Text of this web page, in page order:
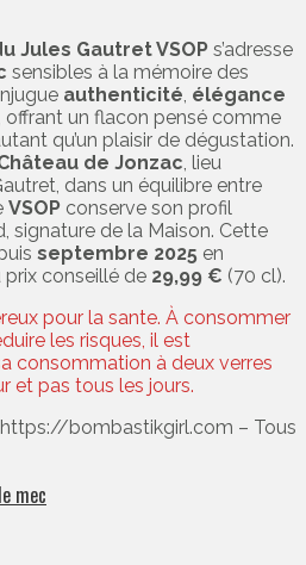
Jules Gautret VSOP s’adresse
sensibles à la mémoire des
authenticité, élégance
un flacon pensé comme
qu’un plaisir de dégustation.
de Jonzac, lieu
dans un équilibre entre
VSOP conserve son profil
signature de la Maison. Cette
septembre 2025 en
prix conseillé de 29,99 € (70 cl).
pour la sante. À consommer
les risques, il est
consommation à deux verres
et pas tous les jours.
bombastikgirl.com – Tous
mec